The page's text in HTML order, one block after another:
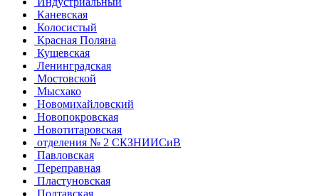
Каневская
Колосистый
Красная Поляна
Кущевская
Ленинградская
Мостовской
Мысхако
Новомихайловский
Новопокровская
Новотитаровская
отделения № 2 СКЗНИИСиВ
Павловская
Переправная
Пластуновская
Полтавская